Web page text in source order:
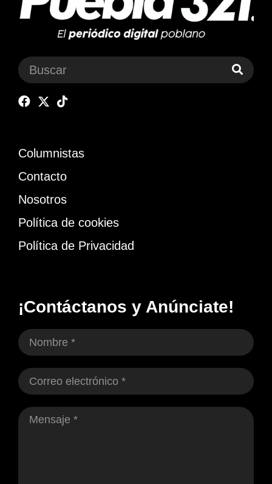
Columnistas
Contacto
Nosotros
Política de cookies
Política de Privacidad
¡Contáctanos y Anúnciate!